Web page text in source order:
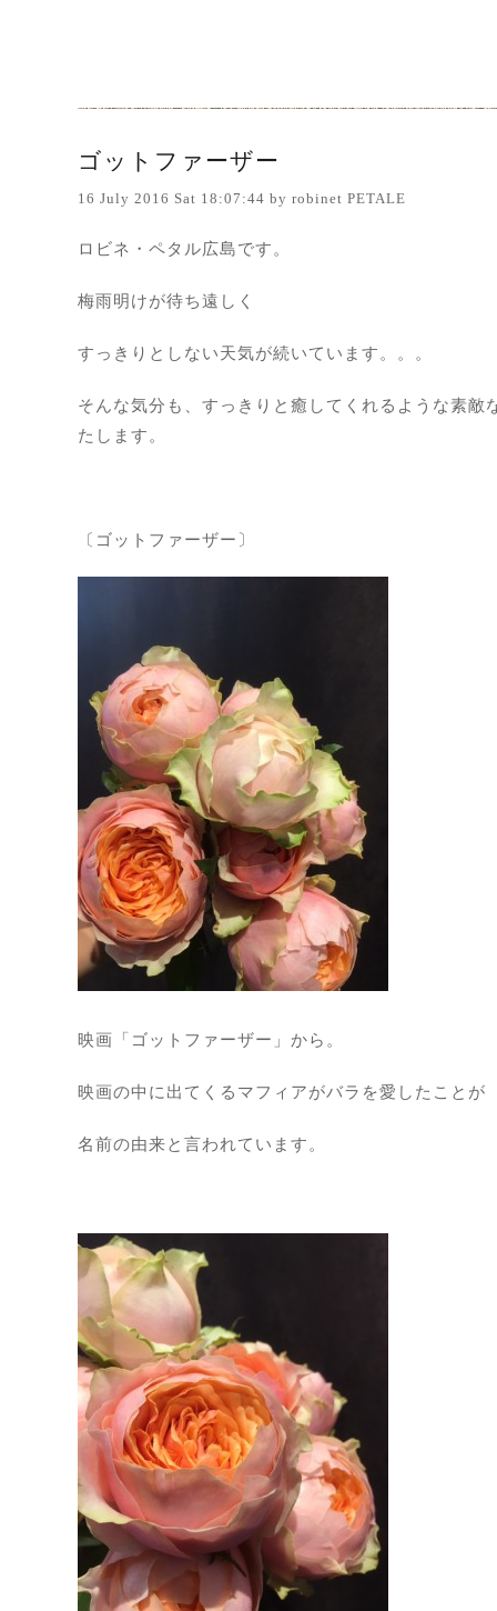
ゴットファーザー
16 July 2016 Sat 18:07:44 by robinet PETALE
ロビネ・ペタル広島です。
梅雨明けが待ち遠しく
すっきりとしない天気が続いています。。。
そんな気分も、すっきりと癒してくれるような素敵
たします。
〔ゴットファーザー〕
映画「ゴットファーザー」から。
映画の中に出てくるマフィアがバラを愛したことが
名前の由来と言われています。